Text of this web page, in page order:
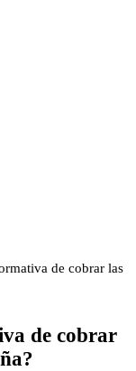
de cobrar las
de cobrar